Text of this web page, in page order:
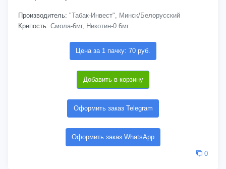
Производитель: "Табак-Инвест", Минск/Белорусский
Крепость: Смола-6мг, Никотин-0.6мг
Цена за 1 пачку: 70 руб.
Добавить в корзину
Оформить заказ Telegram
Оформить заказ WhatsApp
0